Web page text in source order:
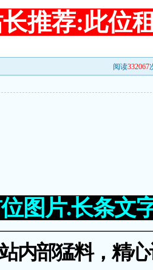
推荐:此位
阅读332067
位图片.长条文
内部猛料，精